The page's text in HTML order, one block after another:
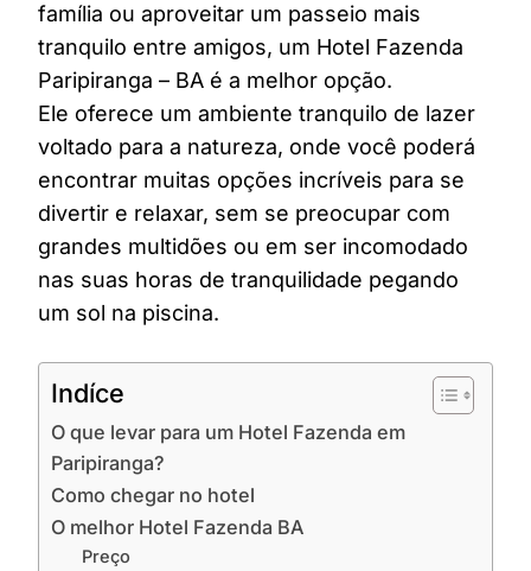
família ou aproveitar um passeio mais
tranquilo entre amigos, um Hotel Fazenda
Paripiranga – BA é a melhor opção.
Ele oferece um ambiente tranquilo de lazer
voltado para a natureza, onde você poderá
encontrar muitas opções incríveis para se
divertir e relaxar, sem se preocupar com
grandes multidões ou em ser incomodado
nas suas horas de tranquilidade pegando
um sol na piscina.
Indíce
O que levar para um Hotel Fazenda em
Paripiranga?
Como chegar no hotel
O melhor Hotel Fazenda BA
Preço